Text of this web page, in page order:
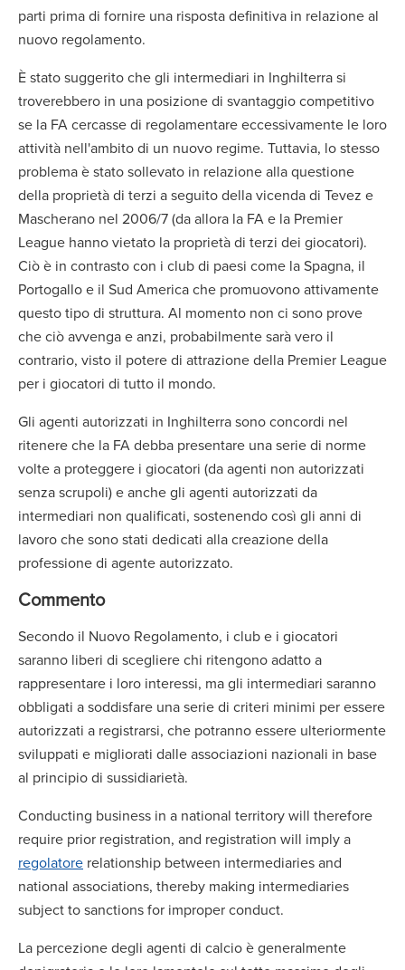
parti prima di fornire una risposta definitiva in relazione al
nuovo regolamento.
È stato suggerito che gli intermediari in Inghilterra si
troverebbero in una posizione di svantaggio competitivo
se la FA cercasse di regolamentare eccessivamente le loro
attività nell'ambito di un nuovo regime. Tuttavia, lo stesso
problema è stato sollevato in relazione alla questione
della proprietà di terzi a seguito della vicenda di Tevez e
Mascherano nel 2006/7 (da allora la FA e la Premier
League hanno vietato la proprietà di terzi dei giocatori).
Ciò è in contrasto con i club di paesi come la Spagna, il
Portogallo e il Sud America che promuovono attivamente
questo tipo di struttura. Al momento non ci sono prove
che ciò avvenga e anzi, probabilmente sarà vero il
contrario, visto il potere di attrazione della Premier League
per i giocatori di tutto il mondo.
Gli agenti autorizzati in Inghilterra sono concordi nel
ritenere che la FA debba presentare una serie di norme
volte a proteggere i giocatori (da agenti non autorizzati
senza scrupoli) e anche gli agenti autorizzati da
intermediari non qualificati, sostenendo così gli anni di
lavoro che sono stati dedicati alla creazione della
professione di agente autorizzato.
Commento
Secondo il Nuovo Regolamento, i club e i giocatori
saranno liberi di scegliere chi ritengono adatto a
rappresentare i loro interessi, ma gli intermediari saranno
obbligati a soddisfare una serie di criteri minimi per essere
autorizzati a registrarsi, che potranno essere ulteriormente
sviluppati e migliorati dalle associazioni nazionali in base
al principio di sussidiarietà.
Conducting business in a national territory will therefore
require prior registration, and registration will imply a
regolatore relationship between intermediaries and
national associations, thereby making intermediaries
subject to sanctions for improper conduct.
La percezione degli agenti di calcio è generalmente